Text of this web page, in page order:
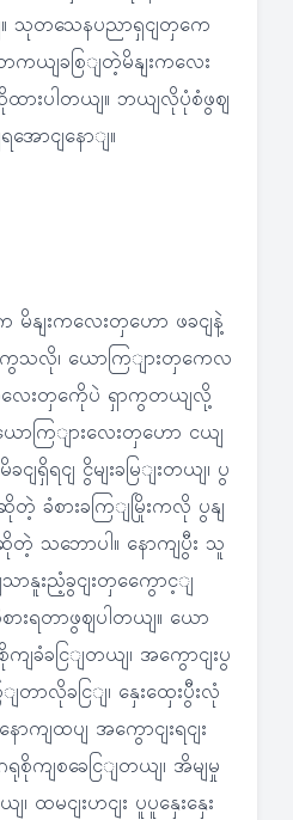
သုတသေနပညာရှငျတှကေ
ယျခစြျတဲ့မိနျးကလေး
ားပါတယျ။ ဘယျလိုပုံစံဖွဈ
ာငျနောျ။
နျးကလေးတှဟော ဖခငျနဲ့
သလို၊ ယောကြျားတှကေလ
ကလေးတှကေိုပဲ ရှာကွတယျလို့
ာကြျားလေးတှဟော ငယျ
ျရှိရငျ ငွိမျးခမြျးတယျ၊ ပွ
ခံစားခကြျမြိုးကလို ပွနျ
သဘောပါ။ နောကျပွီး သူ
သာနူးညံ့ခွငျးတှကွေောင့ျ
ားရတာဖွဈပါတယျ။ ယော
ျခံခငြျတယျ၊ အကွောငျးပွ
ာလိုခငြျ၊ နှေးထှေးပွီးလုံ
ာကျထပျ အကွောငျးရငျး
ျစခေငြျတယျ၊ အိမျမှု
၊ ထမငျးဟငျး ပူပူနှေးနှေး